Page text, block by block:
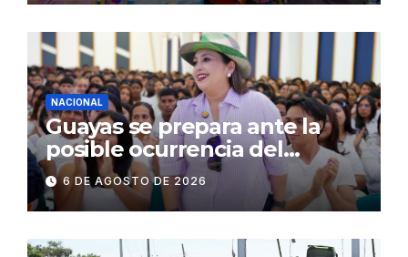
operativos en zonas
comerciales y de
concurrencia
NACIONAL
Guayas se prepara ante la
posible ocurrencia del
fenómeno de El Niño:
Gobierno Nacional capacita a
2.500 jóvenes
6 DE AGOSTO DE 2026